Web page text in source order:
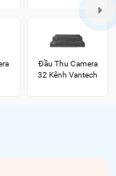
Đầu Thu Camera
32 Kênh Vantech